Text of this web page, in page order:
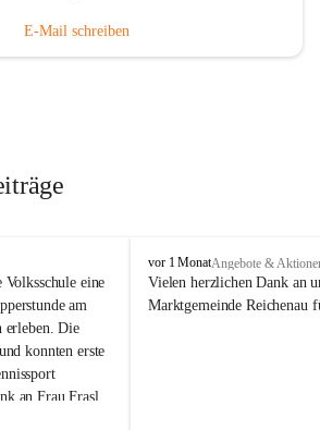
E-Mail schreiben
Volksschule eine
am
erleben. Die
konnten erste
an Frau Frasl
V
o
l
vor 1 MonatAngebote &
Vielen herzlichen Dank an
Marktgemeinde Reichenau